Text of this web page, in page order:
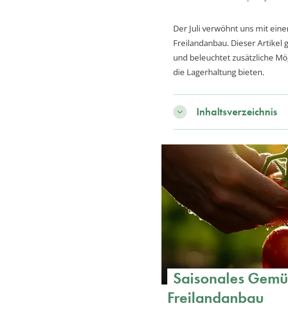
Der Juli verwöhnt uns mit
Freilandanbau. Dieser Artikel
und beleuchtet zusätzliche
die Lagerhaltung bieten.
Inhaltsverzeichnis
Saisonales
Freilandanbau